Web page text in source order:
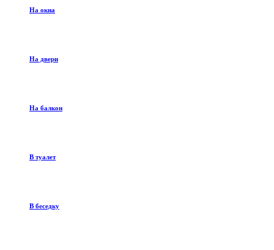
На окна
На двери
На балкон
В туалет
В беседку